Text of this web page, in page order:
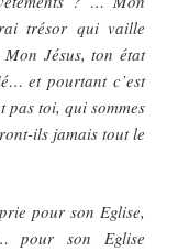
trésor qui vaille
Jésus, ton état
et pourtant c’est
toi, qui sommes
ils jamais tout le
pour son Eglise,
pour son Eglise